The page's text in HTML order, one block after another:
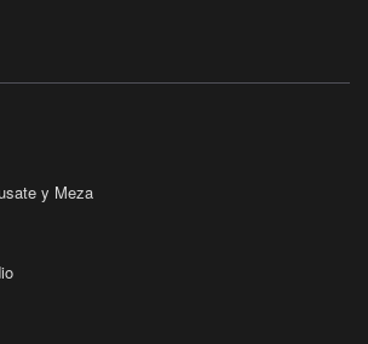
y Meza